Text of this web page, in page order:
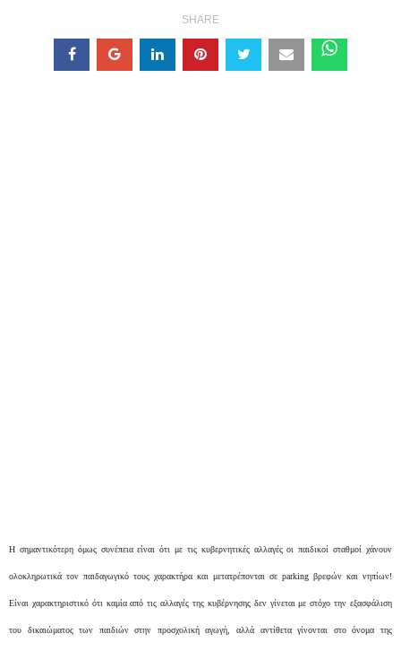
SHARE
Η σημαντικότερη όμως συνέπεια είναι ότι με τις κυβερνητικές αλλαγές οι παιδικοί σταθμοί χάνουν
ολοκληρωτικά τον παιδαγωγικό τους χαρακτήρα και μετατρέπονται σε parking βρεφών και νηπίων!
Είναι χαρακτηριστικό ότι καμία από τις αλλαγές της κυβέρνησης δεν γίνεται με στόχο την εξασφάλιση
του δικαιώματος των παιδιών στην προσχολική αγωγή, αλλά αντίθετα γίνονται στο όνομα της